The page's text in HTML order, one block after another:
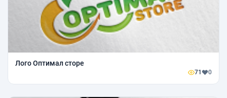
Лого Оптимал сторе
71 0